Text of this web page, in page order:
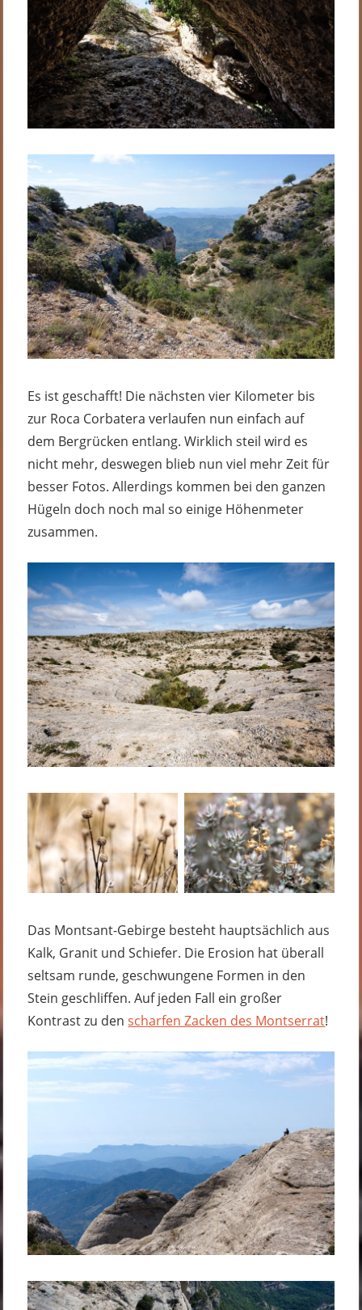
Es ist geschafft! Die nächsten vier Kilometer bis
zur Roca Corbatera verlaufen nun einfach auf
dem Bergrücken entlang. Wirklich steil wird es
nicht mehr, deswegen blieb nun viel mehr Zeit für
besser Fotos. Allerdings kommen bei den ganzen
Hügeln doch noch mal so einige Höhenmeter
zusammen.
Das Montsant-Gebirge besteht hauptsächlich aus
Kalk, Granit und Schiefer. Die Erosion hat überall
seltsam runde, geschwungene Formen in den
Stein geschliffen. Auf jeden Fall ein großer
Kontrast zu denscharfen Zacken des Montserrat!